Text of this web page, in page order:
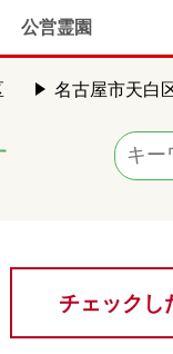
公営霊園
名古屋市天白
チェックし